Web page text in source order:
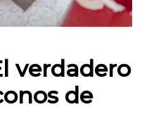
verdadero
de